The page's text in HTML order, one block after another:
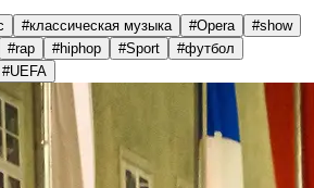
#классическая музыка #Opera #show
#rap #hiphop #Sport #футбол
#UEFA